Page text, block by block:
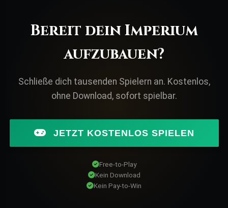
Bereit dein Imperium
aufzubauen?
Schließe dich tausenden Spielern an. Kostenlos,
ohne Download, sofort spielbar.
JETZT KOSTENLOS SPIELEN
Free-to-Play
Kein Download
Kein Pay-to-Win